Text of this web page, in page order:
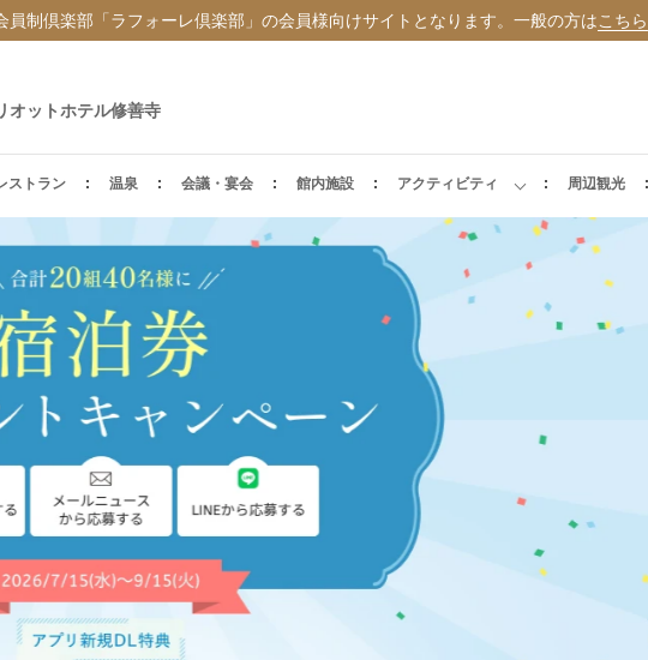
員制倶楽部「ラフォーレ倶楽部」の会員様向けサイトとなります。一般の方はこちら
オットホテル修善寺
ストラン 温泉 会議・宴会 館内施設 アクティビティ 周辺観光